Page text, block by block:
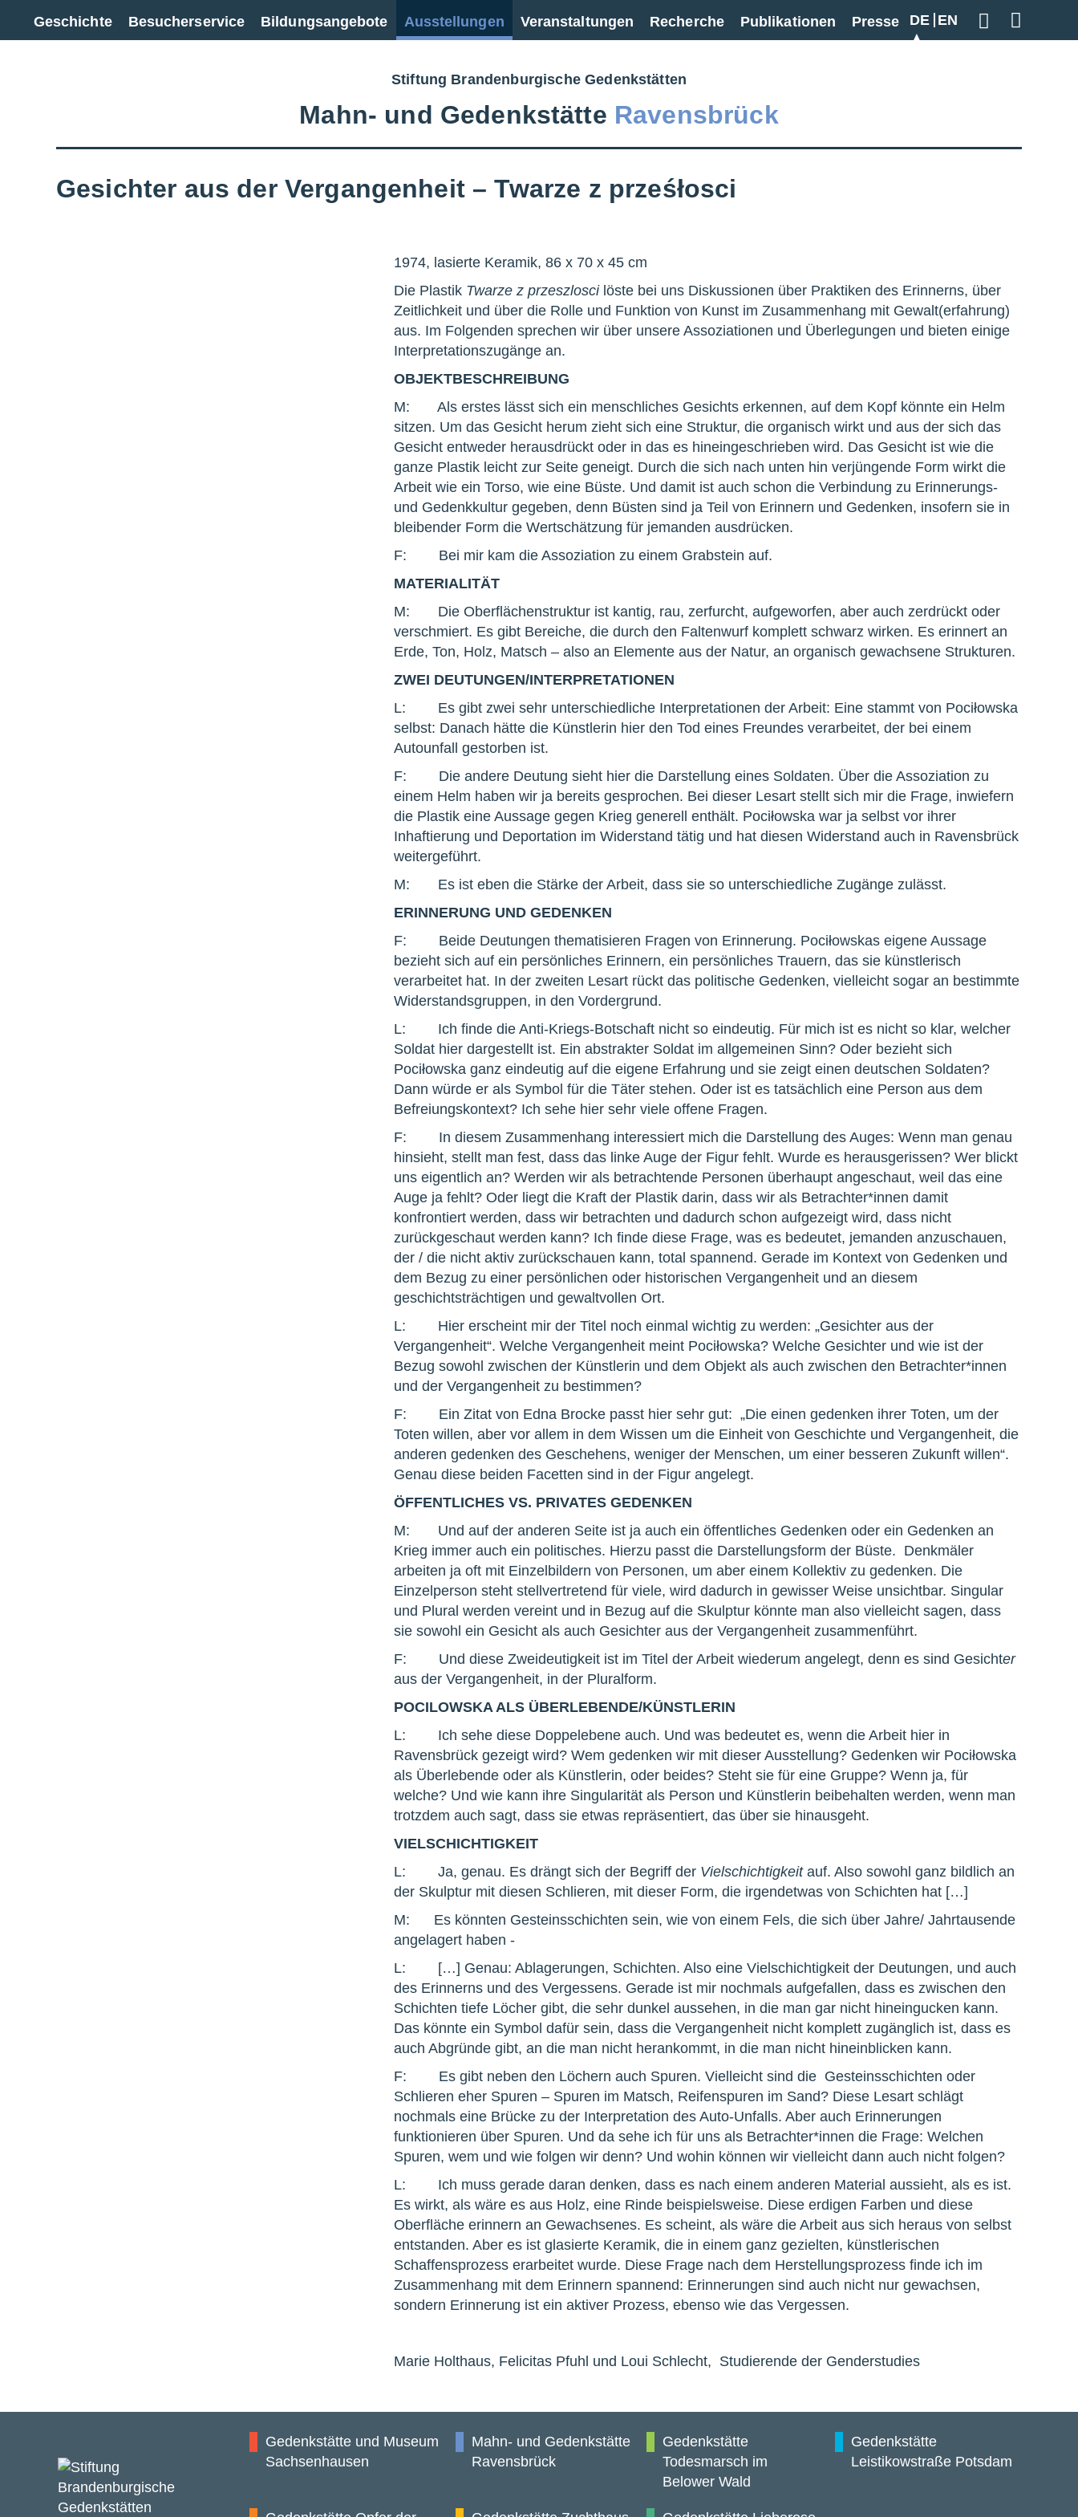
Geschichte Besucherservice Bildungsangebote Ausstellungen Veranstaltungen Recherche Publikationen Presse DE EN
Zur Gesamtübersicht
Stiftung Brandenburgische Gedenkstätten
Mahn‑ und Gedenkstätte Ravensbrück
Gesichter aus der Vergangenheit – Twarze z prześłosci
1974, lasierte Keramik, 86 x 70 x 45 cm
Die Plastik Twarze z przeszloscilöste bei uns Diskussionen über Praktiken des Erinnerns, über
Zeitlichkeit und über die Rolle und Funktion von Kunst im Zusammenhang mit Gewalt(erfahrung)
aus. Im Folgenden sprechen wir über unsere Assoziationen und Überlegungen und bieten einige
Interpretationszugänge an.
OBJEKTBESCHREIBUNG
M: Als erstes lässt sich ein menschliches Gesichts erkennen, auf dem Kopf könnte ein Helm
sitzen. Um das Gesicht herum zieht sich eine Struktur, die organisch wirkt und aus der sich das
Gesicht entweder herausdrückt oder in das es hineingeschrieben wird. Das Gesicht ist wie die
ganze Plastik leicht zur Seite geneigt. Durch die sich nach unten hin verjüngende Form wirkt die
Arbeit wie ein Torso, wie eine Büste. Und damit ist auch schon die Verbindung zu Erinnerungs-
und Gedenkkultur gegeben, denn Büsten sind ja Teil von Erinnern und Gedenken, insofern sie in
bleibender Form die Wertschätzung für jemanden ausdrücken.
F: Bei mir kam die Assoziation zu einem Grabstein auf.
MATERIALITÄT
M: Die Oberflächenstruktur ist kantig, rau, zerfurcht, aufgeworfen, aber auch zerdrückt oder
verschmiert. Es gibt Bereiche, die durch den Faltenwurf komplett schwarz wirken. Es erinnert an
Erde, Ton, Holz, Matsch – also an Elemente aus der Natur, an organisch gewachsene Strukturen.
ZWEI DEUTUNGEN/INTERPRETATIONEN
L: Es gibt zwei sehr unterschiedliche Interpretationen der Arbeit: Eine stammt von Pociłowska
selbst: Danach hätte die Künstlerin hier den Tod eines Freundes verarbeitet, der bei einem
Autounfall gestorben ist.
F: Die andere Deutung sieht hier die Darstellung eines Soldaten. Über die Assoziation zu
einem Helm haben wir ja bereits gesprochen. Bei dieser Lesart stellt sich mir die Frage, inwiefern
die Plastik eine Aussage gegen Krieg generell enthält. Pociłowska war ja selbst vor ihrer
Inhaftierung und Deportation im Widerstand tätig und hat diesen Widerstand auch in Ravensbrück
weitergeführt.
M: Es ist eben die Stärke der Arbeit, dass sie so unterschiedliche Zugänge zulässt.
ERINNERUNG UND GEDENKEN
F: Beide Deutungen thematisieren Fragen von Erinnerung. Pociłowskas eigene Aussage
bezieht sich auf ein persönliches Erinnern, ein persönliches Trauern, das sie künstlerisch
verarbeitet hat. In der zweiten Lesart rückt das politische Gedenken, vielleicht sogar an bestimmte
Widerstandsgruppen, in den Vordergrund.
L: Ich finde die Anti-Kriegs-Botschaft nicht so eindeutig. Für mich ist es nicht so klar, welcher
Soldat hier dargestellt ist. Ein abstrakter Soldat im allgemeinen Sinn? Oder bezieht sich
Pociłowska ganz eindeutig auf die eigene Erfahrung und sie zeigt einen deutschen Soldaten?
Dann würde er als Symbol für die Täter stehen. Oder ist es tatsächlich eine Person aus dem
Befreiungskontext? Ich sehe hier sehr viele offene Fragen.
F: In diesem Zusammenhang interessiert mich die Darstellung des Auges: Wenn man genau
hinsieht, stellt man fest, dass das linke Auge der Figur fehlt. Wurde es herausgerissen? Wer blickt
uns eigentlich an? Werden wir als betrachtende Personen überhaupt angeschaut, weil das eine
Auge ja fehlt? Oder liegt die Kraft der Plastik darin, dass wir als Betrachter*innen damit
konfrontiert werden, dass wir betrachten und dadurch schon aufgezeigt wird, dass nicht
zurückgeschaut werden kann? Ich finde diese Frage, was es bedeutet, jemanden anzuschauen,
der / die nicht aktiv zurückschauen kann, total spannend. Gerade im Kontext von Gedenken und
dem Bezug zu einer persönlichen oder historischen Vergangenheit und an diesem
geschichtsträchtigen und gewaltvollen Ort.
L: Hier erscheint mir der Titel noch einmal wichtig zu werden: „Gesichter aus der
Vergangenheit“. Welche Vergangenheit meint Pociłowska? Welche Gesichter und wie ist der
Bezug sowohl zwischen der Künstlerin und dem Objekt als auch zwischen den Betrachter*innen
und der Vergangenheit zu bestimmen?
F: Ein Zitat von Edna Brocke passt hier sehr gut: „Die einen gedenken ihrer Toten, um der
Toten willen, aber vor allem in dem Wissen um die Einheit von Geschichte und Vergangenheit, die
anderen gedenken des Geschehens, weniger der Menschen, um einer besseren Zukunft willen“.
Genau diese beiden Facetten sind in der Figur angelegt.
ÖFFENTLICHES VS. PRIVATES GEDENKEN
M: Und auf der anderen Seite ist ja auch ein öffentliches Gedenken oder ein Gedenken an
Krieg immer auch ein politisches. Hierzu passt die Darstellungsform der Büste. Denkmäler
arbeiten ja oft mit Einzelbildern von Personen, um aber einem Kollektiv zu gedenken. Die
Einzelperson steht stellvertretend für viele, wird dadurch in gewisser Weise unsichtbar. Singular
und Plural werden vereint und in Bezug auf die Skulptur könnte man also vielleicht sagen, dass
sie sowohl ein Gesicht als auch Gesichter aus der Vergangenheit zusammenführt.
F: Und diese Zweideutigkeit ist im Titel der Arbeit wiederum angelegt, denn es sind Gesichter
aus der Vergangenheit, in der Pluralform.
POCILOWSKA ALS ÜBERLEBENDE/KÜNSTLERIN
L: Ich sehe diese Doppelebene auch. Und was bedeutet es, wenn die Arbeit hier in
Ravensbrück gezeigt wird? Wem gedenken wir mit dieser Ausstellung? Gedenken wir Pociłowska
als Überlebende oder als Künstlerin, oder beides? Steht sie für eine Gruppe? Wenn ja, für
welche? Und wie kann ihre Singularität als Person und Künstlerin beibehalten werden, wenn man
trotzdem auch sagt, dass sie etwas repräsentiert, das über sie hinausgeht.
VIELSCHICHTIGKEIT
L: Ja, genau. Es drängt sich der Begriff der Vielschichtigkeitauf. Also sowohl ganz bildlich an
der Skulptur mit diesen Schlieren, mit dieser Form, die irgendetwas von Schichten hat […]
M: Es könnten Gesteinsschichten sein, wie von einem Fels, die sich über Jahre/ Jahrtausende
angelagert haben -
L: […] Genau: Ablagerungen, Schichten. Also eine Vielschichtigkeit der Deutungen, und auch
des Erinnerns und des Vergessens. Gerade ist mir nochmals aufgefallen, dass es zwischen den
Schichten tiefe Löcher gibt, die sehr dunkel aussehen, in die man gar nicht hineingucken kann.
Das könnte ein Symbol dafür sein, dass die Vergangenheit nicht komplett zugänglich ist, dass es
auch Abgründe gibt, an die man nicht herankommt, in die man nicht hineinblicken kann.
F: Es gibt neben den Löchern auch Spuren. Vielleicht sind die Gesteinsschichten oder
Schlieren eher Spuren – Spuren im Matsch, Reifenspuren im Sand? Diese Lesart schlägt
nochmals eine Brücke zu der Interpretation des Auto-Unfalls. Aber auch Erinnerungen
funktionieren über Spuren. Und da sehe ich für uns als Betrachter*innen die Frage: Welchen
Spuren, wem und wie folgen wir denn? Und wohin können wir vielleicht dann auch nicht folgen?
L: Ich muss gerade daran denken, dass es nach einem anderen Material aussieht, als es ist.
Es wirkt, als wäre es aus Holz, eine Rinde beispielsweise. Diese erdigen Farben und diese
Oberfläche erinnern an Gewachsenes. Es scheint, als wäre die Arbeit aus sich heraus von selbst
entstanden. Aber es ist glasierte Keramik, die in einem ganz gezielten, künstlerischen
Schaffensprozess erarbeitet wurde. Diese Frage nach dem Herstellungsprozess finde ich im
Zusammenhang mit dem Erinnern spannend: Erinnerungen sind auch nicht nur gewachsen,
sondern Erinnerung ist ein aktiver Prozess, ebenso wie das Vergessen.
Marie Holthaus, Felicitas Pfuhl und Loui Schlecht, Studierende der Genderstudies
Gedenkstätte und Museum
Sachsenhausen
Mahn- und Gedenkstätte
Ravensbrück
Gedenkstätte
Todesmarsch im
Belower Wald
Gedenkstätte
Leistikowstraße Potsdam